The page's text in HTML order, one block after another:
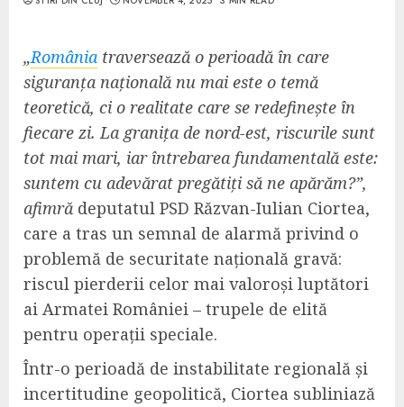
„România traversează o perioadă în care
siguranța națională nu mai este o temă
teoretică, ci o realitate care se redefinește în
fiecare zi. La granița de nord-est, riscurile sunt
tot mai mari, iar întrebarea fundamentală este:
suntem cu adevărat pregătiți să ne apărăm?”,
afimră deputatul PSD Răzvan-Iulian Ciortea,
care a tras un semnal de alarmă privind o
problemă de securitate națională gravă:
riscul pierderii celor mai valoroși luptători
ai Armatei României – trupele de elită
pentru operații speciale.
Într-o perioadă de instabilitate regională și
incertitudine geopolitică, Ciortea subliniază